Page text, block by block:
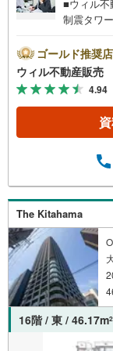
■ウィル不
制震タワ
で、担当
ますので
ご来場く
＝＝＝＝
休日な
はお電話
する（無
＝＝＝＝
だけます
場でリフ
理システ
紹介も可
ゴールド推奨店
ウィル不動産販売
4.94
The Kitahama
16階 / 東 / 46.17m2